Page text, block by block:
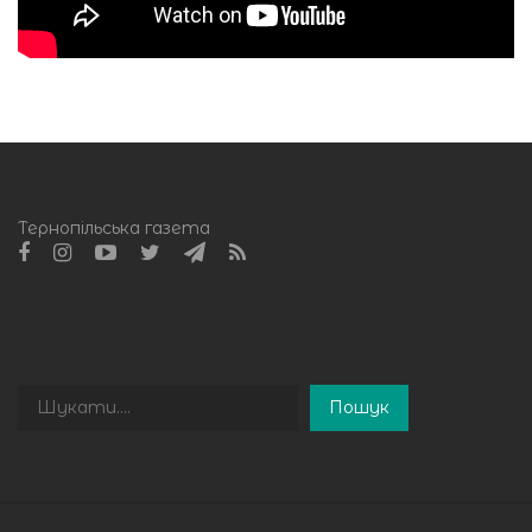
Тернопільська газета
Пошук
Пошук